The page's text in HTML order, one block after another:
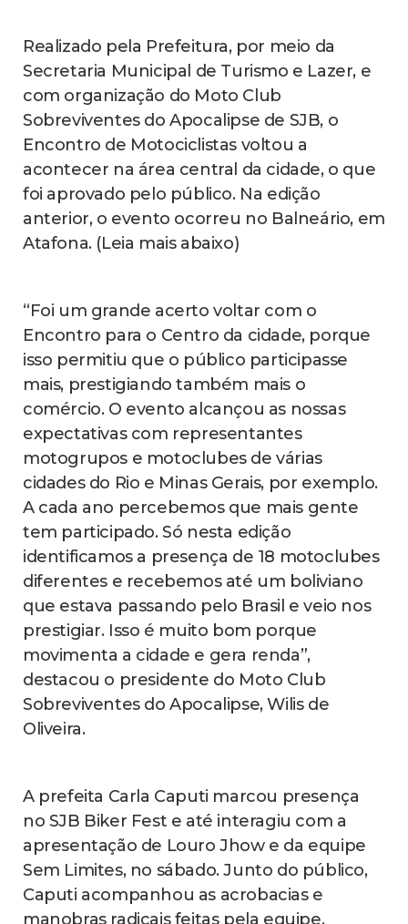
Realizado pela Prefeitura, por meio da
Secretaria Municipal de Turismo e Lazer, e
com organização do Moto Club
Sobreviventes do Apocalipse de SJB, o
Encontro de Motociclistas voltou a
acontecer na área central da cidade, o que
foi aprovado pelo público. Na edição
anterior, o evento ocorreu no Balneário, em
Atafona. (Leia mais abaixo)
“Foi um grande acerto voltar com o
Encontro para o Centro da cidade, porque
isso permitiu que o público participasse
mais, prestigiando também mais o
comércio. O evento alcançou as nossas
expectativas com representantes
motogrupos e motoclubes de várias
cidades do Rio e Minas Gerais, por exemplo.
A cada ano percebemos que mais gente
tem participado. Só nesta edição
identificamos a presença de 18 motoclubes
diferentes e recebemos até um boliviano
que estava passando pelo Brasil e veio nos
prestigiar. Isso é muito bom porque
movimenta a cidade e gera renda”,
destacou o presidente do Moto Club
Sobreviventes do Apocalipse, Wilis de
Oliveira.
A prefeita Carla Caputi marcou presença
no SJB Biker Fest e até interagiu com a
apresentação de Louro Jhow e da equipe
Sem Limites, no sábado. Junto do público,
Caputi acompanhou as acrobacias e
manobras radicais feitas pela equipe.